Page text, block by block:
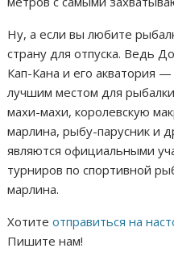
Ну, а если вы любите
страну для отпуска. Ведь
Кап-Кана и его акватория
лучшим местом для
махи-махи, королевскую
марлина, рыбу-парусник и
являются официальными
турниров по спортивной
марлина.
Хотитеотправиться на
Пишите нам!